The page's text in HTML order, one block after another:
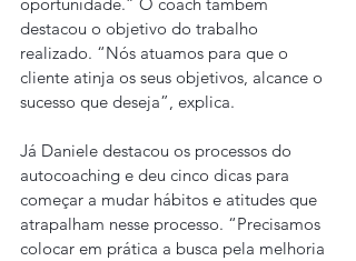
destacou o objetivo do trabalho
realizado. “Nós atuamos para que o
cliente atinja os seus objetivos, alcance o
sucesso que deseja”, explica.
Já Daniele destacou os processos do
autocoaching e deu cinco dicas para
começar a mudar hábitos e atitudes que
atrapalham nesse processo. “Precisamos
colocar em prática a busca pela melhoria